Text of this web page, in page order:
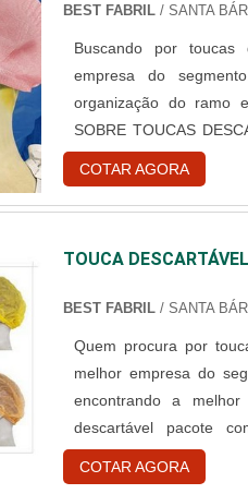
BEST FABRIL / SANTA
Buscando por toucas
empresa do
organização do ramo
SOBRE TOUCAS
toucas descartáveis
encontrar o site da
hospitalar descartável e
COTAR AGORA
TOUCA
BEST FABRIL / SANTA
Quem procura por
melhor empresa do
encontrando a
descartável pacote
assertividade com
DESCARTÁVEL
COTAR AGORA